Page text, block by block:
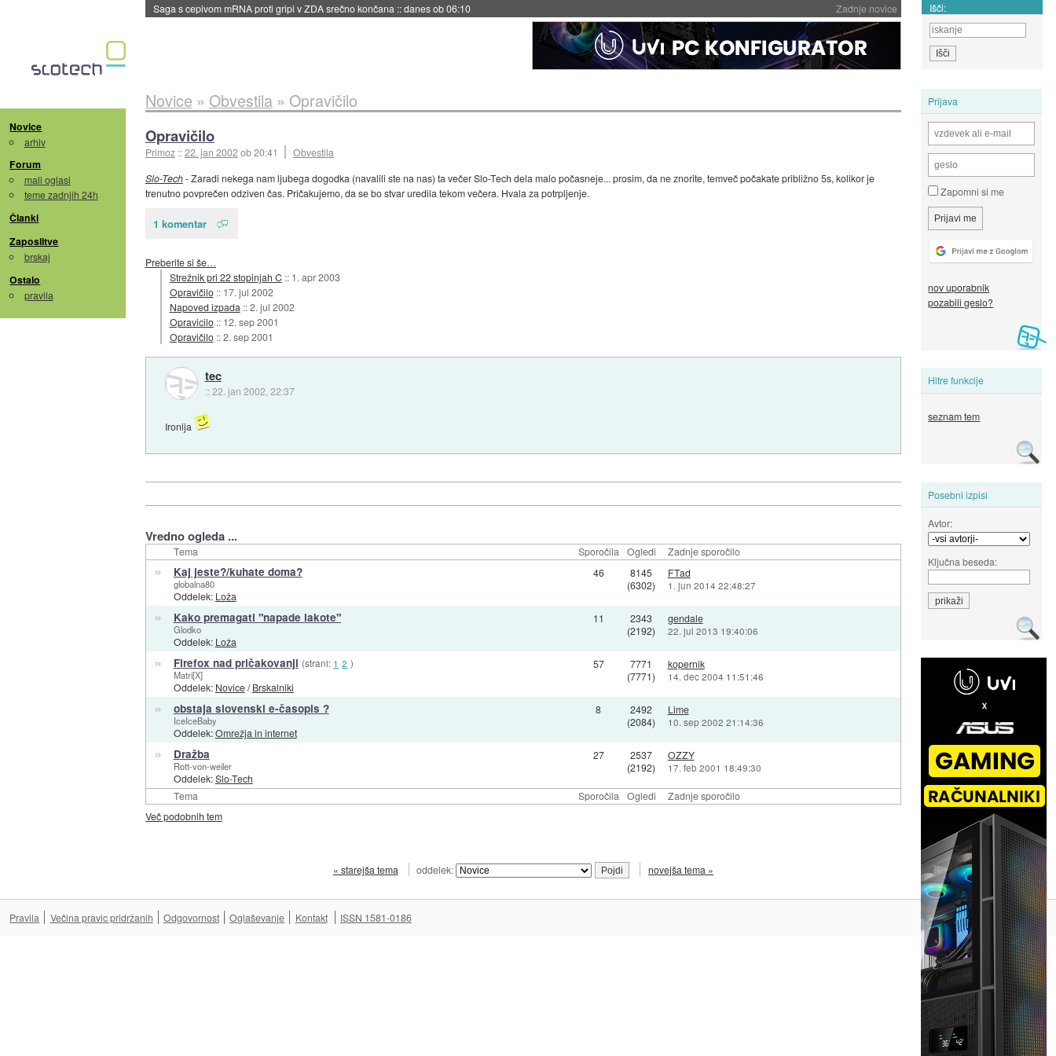
Zadnje novice
Saga s cepivom mRNA proti gripi v ZDA srečno končana ::danes ob 06:10 Išči:
Novice
arhiv
Forum
mali oglasi
teme zadnjih 24h
Članki
Zaposlitve
brskaj
Ostalo
pravila
Prijava
Zapomni si me
nov uporabnik
pozabili geslo?
Hitre funkcije
seznam tem
Posebni izpisi
Avtor:
Ključna beseda:
Novice » Obvestila» Opravičilo
Opravičilo
Primoz ::22. jan 2002ob 20:41
Obvestila
Slo-Tech- Zaradi nekega nam ljubega dogodka (navalili ste na nas) ta večer Slo-Tech dela malo počasneje... prosim, da ne znorite, temveč počakate približno 5s, kolikor je
trenutno povprečen odziven čas. Pričakujemo, da se bo stvar uredila tekom večera. Hvala za potrpljenje.
1 komentar
Preberite si še…
Strežnik pri 22 stopinjah C :: 1. apr 2003
Opravičilo :: 17. jul 2002
Napoved izpada ::2. jul 2002
Opravicilo :: 12. sep 2001
Opravičilo ::2. sep 2001
tec
::22. jan 2002, 22:37
Ironija
Vredno ogleda ...
Tema Sporočila Ogledi Zadnje sporočilo
Tema Sporočila Ogledi Zadnje sporočilo
» Kaj jeste?/kuhate doma?
globalna80
Oddelek: Loža
46
8145
(6302)
FTad
1. jun 2014 22:48:27
» Kako premagati "napade lakote"
Glodko
Oddelek: Loža
11
2343
(2192)
gendale
22. jul 2013 19:40:06
» Firefox nad pričakovanji (strani: 1 2 )
Matri[X]
Oddelek: Novice/Brskalniki
57
7771
(7771)
kopernik
14. dec 2004 11:51:46
» obstaja slovenski e-časopis ?
IceIceBaby
Oddelek:Omrežja in internet
8
2492
(2084)
Lime
10. sep 2002 21:14:36
» Dražba
Rott-von-weiler
Oddelek:Slo-Tech
27
2537
(2192)
OZZY
17. feb 2001 18:49:30
Več podobnih tem
« starejša tema oddelek: novejša tema »
Na vrh ^
Pravila Večina pravic pridržanih Odgovornost Oglaševanje Kontakt ISSN 1581-0186